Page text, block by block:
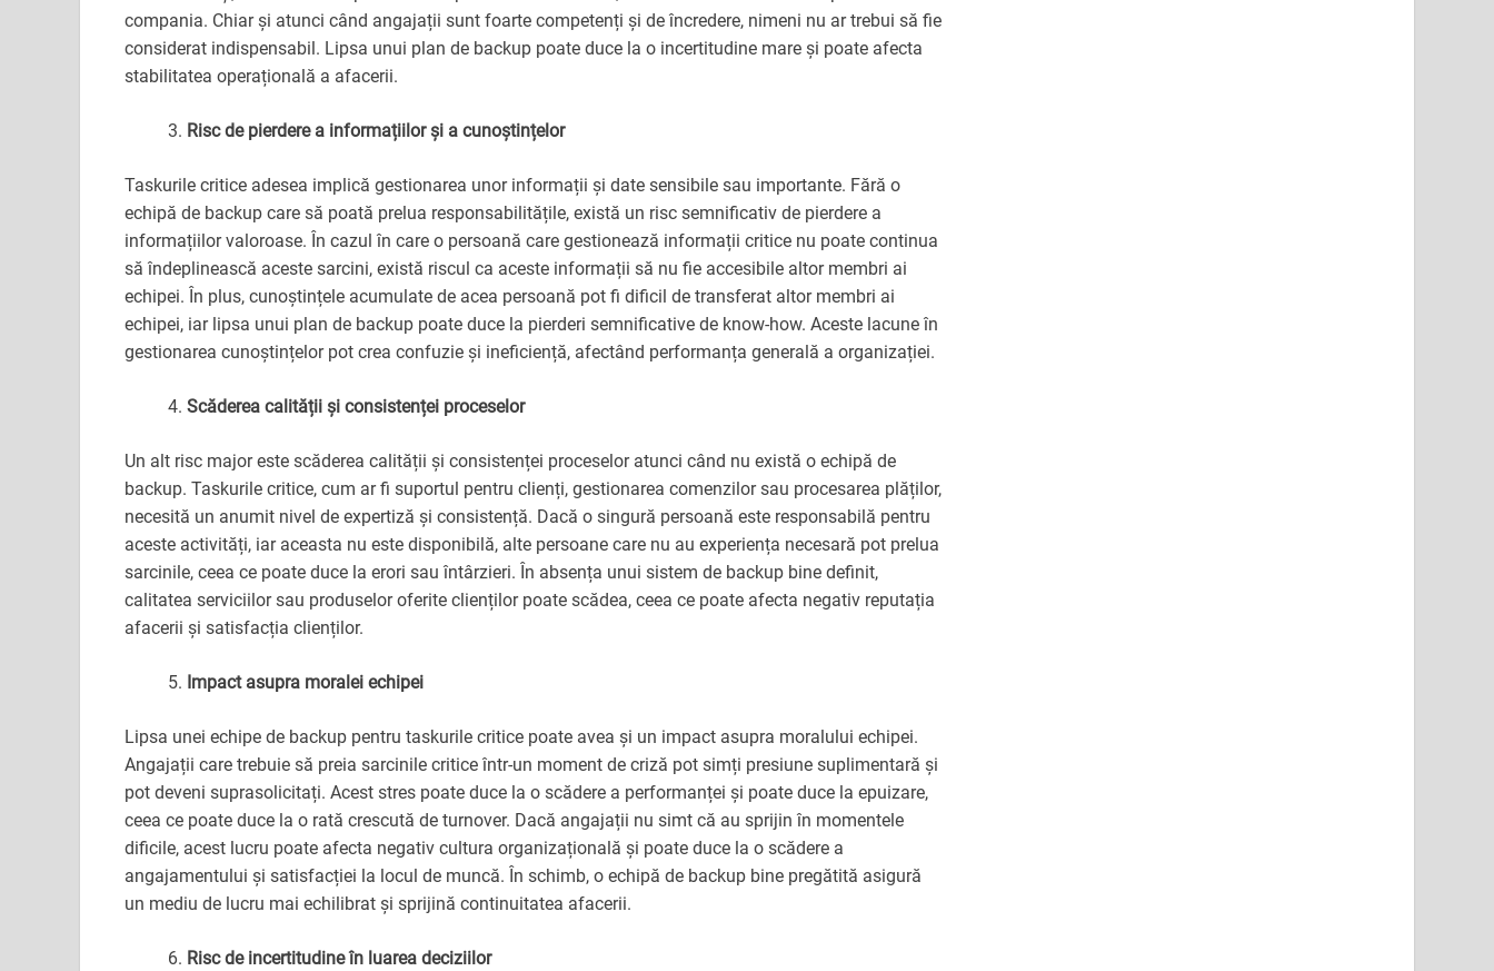
compania. Chiar și atunci când angajații sunt foarte competenți și de încredere, nimeni nu ar trebui să fie
considerat indispensabil. Lipsa unui plan de backup poate duce la o incertitudine mare și poate afecta
stabilitatea operațională a afacerii.
Risc de pierdere a informațiilor și a cunoștințelor
Taskurile critice adesea implică gestionarea unor informații și date sensibile sau importante. Fără o
echipă de backup care să poată prelua responsabilitățile, există un risc semnificativ de pierdere a
informațiilor valoroase. În cazul în care o persoană care gestionează informații critice nu poate continua
să îndeplinească aceste sarcini, există riscul ca aceste informații să nu fie accesibile altor membri ai
echipei. În plus, cunoștințele acumulate de acea persoană pot fi dificil de transferat altor membri ai
echipei, iar lipsa unui plan de backup poate duce la pierderi semnificative de know-how. Aceste lacune în
gestionarea cunoștințelor pot crea confuzie și ineficiență, afectând performanța generală a organizației.
Scăderea calității și consistenței proceselor
Un alt risc major este scăderea calității și consistenței proceselor atunci când nu există o echipă de
backup. Taskurile critice, cum ar fi suportul pentru clienți, gestionarea comenzilor sau procesarea plăților,
necesită un anumit nivel de expertiză și consistență. Dacă o singură persoană este responsabilă pentru
aceste activități, iar aceasta nu este disponibilă, alte persoane care nu au experiența necesară pot prelua
sarcinile, ceea ce poate duce la erori sau întârzieri. În absența unui sistem de backup bine definit,
calitatea serviciilor sau produselor oferite clienților poate scădea, ceea ce poate afecta negativ reputația
afacerii și satisfacția clienților.
Impact asupra moralei echipei
Lipsa unei echipe de backup pentru taskurile critice poate avea și un impact asupra moralului echipei.
Angajații care trebuie să preia sarcinile critice într-un moment de criză pot simți presiune suplimentară și
pot deveni suprasolicitați. Acest stres poate duce la o scădere a performanței și poate duce la epuizare,
ceea ce poate duce la o rată crescută de turnover. Dacă angajații nu simt că au sprijin în momentele
dificile, acest lucru poate afecta negativ cultura organizațională și poate duce la o scădere a
angajamentului și satisfacției la locul de muncă. În schimb, o echipă de backup bine pregătită asigură
un mediu de lucru mai echilibrat și sprijină continuitatea afacerii.
Risc de incertitudine în luarea deciziilor